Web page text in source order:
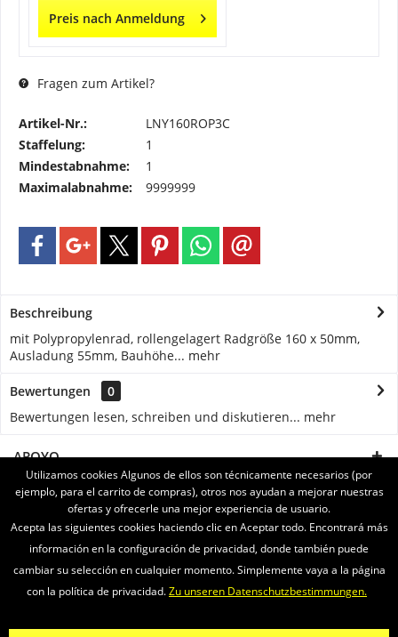
Preis nach Anmeldung
Fragen zum Artikel?
Artikel-Nr.:
LNY160ROP3C
Staffelung:
1
Mindestabnahme:
1
Maximalabnahme:
9999999
Beschreibung
mit Polypropylenrad, rollengelagert Radgröße 160 x 50mm,
Ausladung 55mm, Bauhöhe... mehr
Bewertungen
0
Bewertungen lesen, schreiben und diskutieren... mehr
APOYO
SERVICE
INFORMATIONEN
ENVIAMOS CON
Newsletter Sobre nosotros Vídeos Contacto Widerrufsrecht
Utilizamos cookies Algunos de ellos son técnicamente necesarios (por
ejemplo, para el carrito de compras), otros nos ayudan a mejorar nuestras
ofertas y ofrecerle una mejor experiencia de usuario.
Acepta las siguientes cookies haciendo clic en Aceptar todo. Encontrará más
información en la configuración de privacidad, donde también puede
cambiar su selección en cualquier momento. Simplemente vaya a la página
con la política de privacidad.Zu unseren Datenschutzbestimmungen.